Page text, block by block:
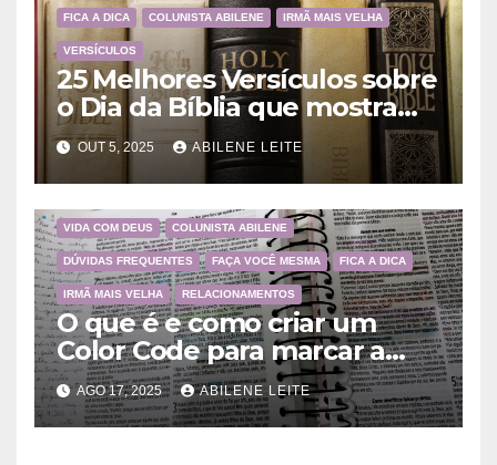
FICA A DICA COLUNISTA ABILENE IRMÃ MAIS VELHA
VERSÍCULOS
25 Melhores Versículos sobre
o Dia da Bíblia que mostram
a importância da Palavra de
Deus
OUT 5, 2025 ABILENE LEITE
VIDA COM DEUS COLUNISTA ABILENE
DÚVIDAS FREQUENTES FAÇA VOCÊ MESMA FICA A DICA
IRMÃ MAIS VELHA RELACIONAMENTOS
O que é e como criar um
Color Code para marcar a
Bíblia?
AGO 17, 2025 ABILENE LEITE